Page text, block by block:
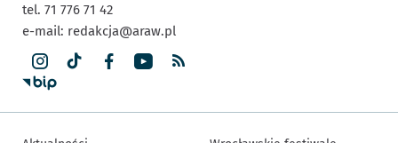
tel. 71 776 71 42
e-mail: redakcja@araw.pl